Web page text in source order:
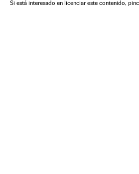
Si está interesado en licenciar este contenido,